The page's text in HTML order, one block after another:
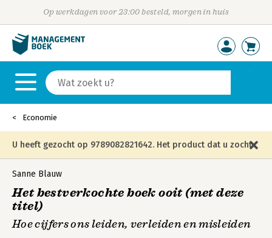
Op werkdagen voor 23:00 besteld, morgen in huis
Economie
U heeft gezocht op 9789082821642. Het product dat u zocht
is niet meer in die editie leverbaar en is vervangen door de
onderstaande editie.
Sanne Blauw
Het bestverkochte boek ooit (met deze
titel)
Hoe cijfers ons leiden, verleiden en misleiden